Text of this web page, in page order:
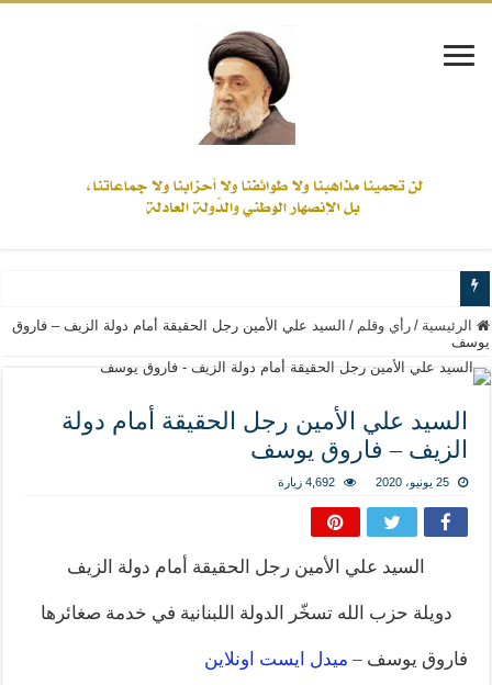
www.alamine.net
مواقف وآراء العلاّمة السيد علي الأمين من الأحداث والقضايا - اضغط للاطلاع
علاقات المذاهب والأديان لا يجوز أن تكون على حساب الأوطان
لن تحمينا مذاهبنا ولا طوائفنا ولا أحزابنا ولا جماعاتنا، بل الإنصهار الوطني والدولة
ليست المنفعة تأتي من إسلامية النّظام كما لا تأتي المضرة من مسيحية النظام
المتهاون بوطنه متهاون بدينه حتماً
نسج العلاقة مع الآخر تكون من خلال منظومة القيم و المبادئ الانسانية التي تجعل
الرئيسية / رأي وقلم / السيد علي الأمين رجل الحقيقة أمام دولة الزيف – فاروق
يوسف
السيد علي الأمين رجل الحقيقة أمام دولة
الزيف – فاروق يوسف
25 يونيو، 2020 4,692 زيارة
السيد علي الأمين رجل الحقيقة أمام دولة الزيف
دويلة حزب الله تسخّر الدولة اللبنانية في خدمة صغائرها
فاروق يوسف – ميدل ايست اونلاين